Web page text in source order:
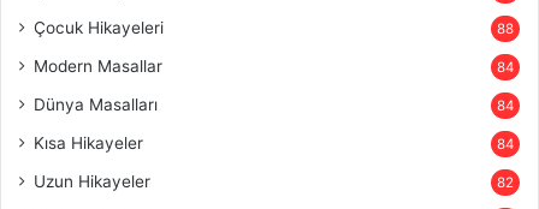
Çocuk Hikayeleri 88
Modern Masallar 84
Dünya Masalları 84
Kısa Hikayeler 84
Uzun Hikayeler 82